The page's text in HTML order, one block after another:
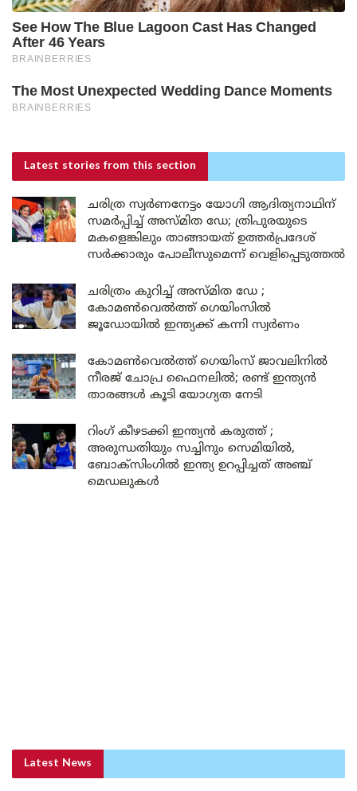
Latest stories from this section
ചരിത്ര സ്വർണനേട്ടം യോഗി ആദിത്യനാഥിന്
സമർപ്പിച്ച് അസ്മിത ഡേ; ത്രിപുരയുടെ
മകളെങ്കിലും താങ്ങായത് ഉത്തർപ്രദേശ്
സർക്കാരും പോലീസുമെന്ന് വെളിപ്പെടുത്തൽ
ചരിത്രം കുറിച്ച് അസ്മിത ഡേ ;
കോമൺവെൽത്ത് ഗെയിംസിൽ
ജൂഡോയിൽ ഇന്ത്യക്ക് കന്നി സ്വർണം
കോമൺവെൽത്ത് ഗെയിംസ് ജാവലിനിൽ
നീരജ് ചോപ്ര ഫൈനലിൽ; രണ്ട് ഇന്ത്യൻ
താരങ്ങൾ കൂടി യോഗ്യത നേടി
റിംഗ് കീഴടക്കി ഇന്ത്യൻ കരുത്ത് ;
അരുന്ധതിയും സച്ചിനും സെമിയിൽ,
ബോക്സിംഗിൽ ഇന്ത്യ ഉറപ്പിച്ചത് അഞ്ച്
മെഡലുകൾ
Latest News